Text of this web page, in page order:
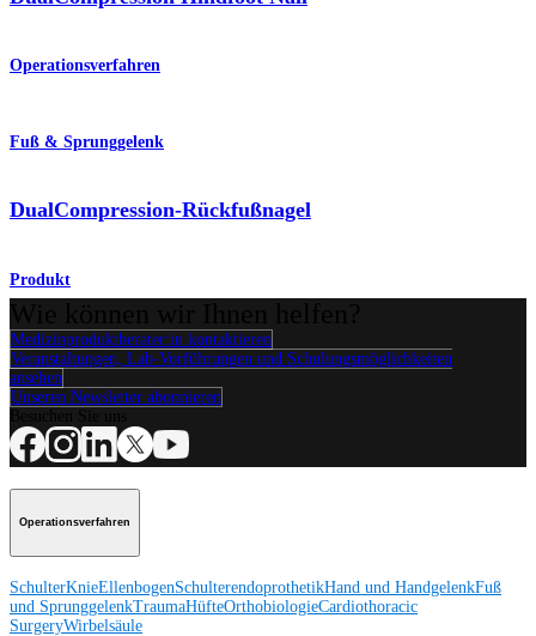
Operationsverfahren
Fuß & Sprunggelenk
DualCompression-Rückfußnagel
Produkt
Medizinproduktberater:in kontaktieren
Veranstaltungen, Lab-Vorführungen und Schulungsmöglichkeiten
ansehen
Unseren Newsletter abonnieren
Operationsverfahren
SchulterKnieEllenbogenSchulterendoprothetikHand und HandgelenkFuß
und SprunggelenkTraumaHüfteOrthobiologieCardiothoracic
SurgeryWirbelsäule